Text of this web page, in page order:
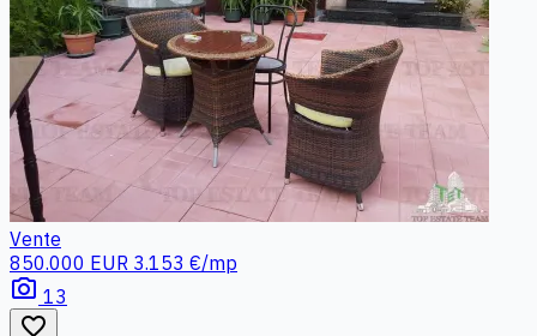
Vente
850.000 EUR 3.153 €/mp
photo_camera 13
favorite_border